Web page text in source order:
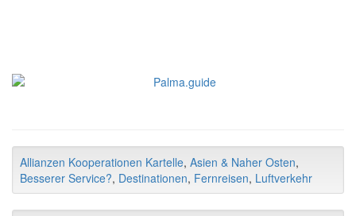
Allianzen Kooperationen Kartelle, Asien & Naher Osten,
Besserer Service?, Destinationen, Fernreisen, Luftverkehr